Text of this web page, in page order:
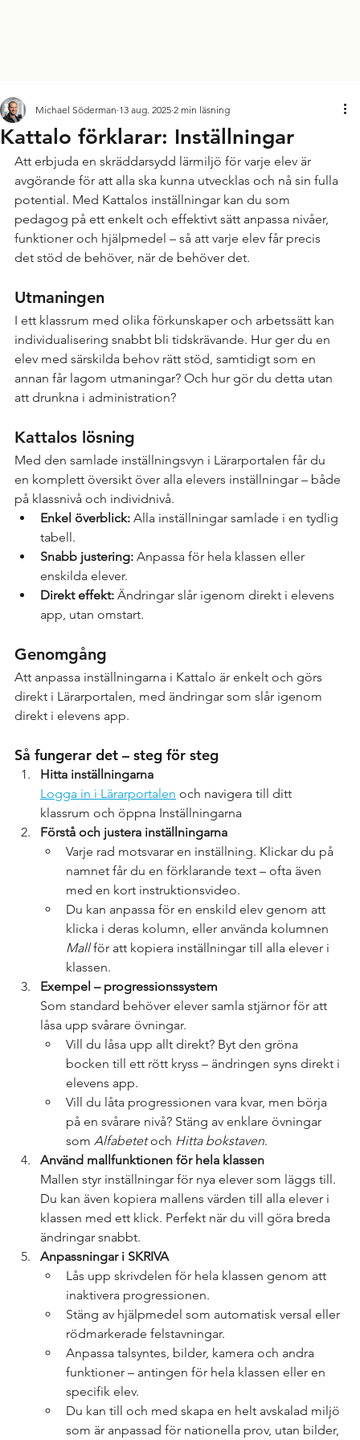
Kattalo förklarar: Inställningar
Michael Söderman 13 aug. 2025 2 min läsning
Att erbjuda en skräddarsydd lärmiljö för varje elev är
avgörande för att alla ska kunna utvecklas och nå sin fulla
potential. Med Kattalos inställningar kan du som
pedagog på ett enkelt och effektivt sätt anpassa nivåer,
funktioner och hjälpmedel – så att varje elev får precis
det stöd de behöver, när de behöver det.
Utmaningen
I ett klassrum med olika förkunskaper och arbetssätt kan
individualisering snabbt bli tidskrävande. Hur ger du en
elev med särskilda behov rätt stöd, samtidigt som en
annan får lagom utmaningar? Och hur gör du detta utan
att drunkna i administration?
Kattalos lösning
Med den samlade inställningsvyn i Lärarportalen får du
en komplett översikt över alla elevers inställningar – både
på klassnivå och individnivå.
Enkel överblick: Alla inställningar samlade i en tydlig
tabell.
Snabb justering: Anpassa för hela klassen eller
enskilda elever.
Direkt effekt: Ändringar slår igenom direkt i elevens
app, utan omstart.
Genomgång
Att anpassa inställningarna i Kattalo är enkelt och görs
direkt i Lärarportalen, med ändringar som slår igenom
direkt i elevens app.
Så fungerar det – steg för steg
Hitta inställningarna
Logga in i Lärarportalen och navigera till ditt
klassrum och öppna Inställningarna
Förstå och justera inställningarna
Varje rad motsvarar en inställning. Klickar du på
namnet får du en förklarande text – ofta även
med en kort instruktionsvideo.
Du kan anpassa för en enskild elev genom att
klicka i deras kolumn, eller använda kolumnen
Mall för att kopiera inställningar till alla elever i
klassen.
Exempel – progressionssystem
Som standard behöver elever samla stjärnor för att
låsa upp svårare övningar.
Vill du låsa upp allt direkt? Byt den gröna
bocken till ett rött kryss – ändringen syns direkt i
elevens app.
Vill du låta progressionen vara kvar, men börja
på en svårare nivå? Stäng av enklare övningar
som Alfabetet och Hitta bokstaven.
Använd mallfunktionen för hela klassen
Mallen styr inställningar för nya elever som läggs till.
Du kan även kopiera mallens värden till alla elever i
klassen med ett klick. Perfekt när du vill göra breda
ändringar snabbt.
Anpassningar i SKRIVA
Lås upp skrivdelen för hela klassen genom att
inaktivera progressionen.
Stäng av hjälpmedel som automatisk versal eller
rödmarkerade felstavningar.
Anpassa talsyntes, bilder, kamera och andra
funktioner – antingen för hela klassen eller en
specifik elev.
Du kan till och med skapa en helt avskalad miljö
som är anpassad för nationella prov, utan bilder,